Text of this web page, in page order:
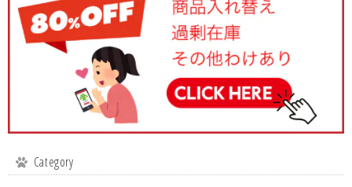
Category